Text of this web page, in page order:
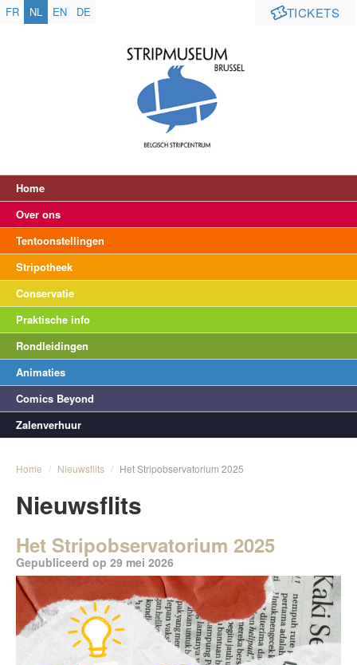
TICKETS
FR NL EN DE
Home
Over ons
Tentoonstellingen
Stripotheek
Conservatie
Praktische info
Rondleidingen
Animaties
Comics Beyond
Zalenverhuur
Home / Nieuwsflits / Het Stripobservatorium 2025
Nieuwsflits
Het Stripobservatorium 2025
Gepubliceerd op 29 mei 2026